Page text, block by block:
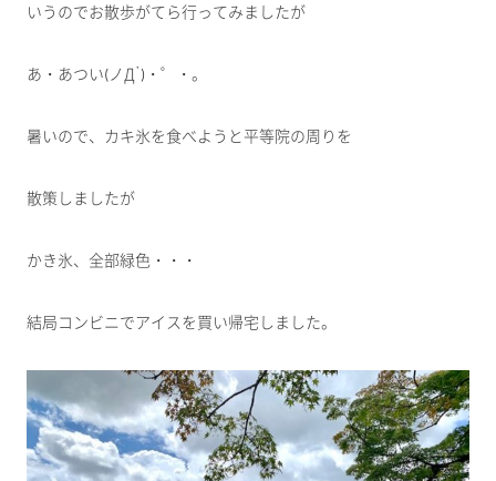
いうのでお散歩がてら行ってみましたが
あ・あつい(ノД`)・゜・。
暑いので、カキ氷を食べようと平等院の周りを
散策しましたが
かき氷、全部緑色・・・
結局コンビニでアイスを買い帰宅しました。